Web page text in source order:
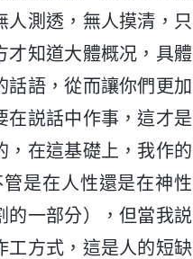
測透，無人摸清，只
才知道大體概况，具體
語，從而讓你們更加
在説話中作事，這才是
，在這基礎上，我作的
是在人性還是在神性
的一部分），但當我説
工方式，這是人的短缺